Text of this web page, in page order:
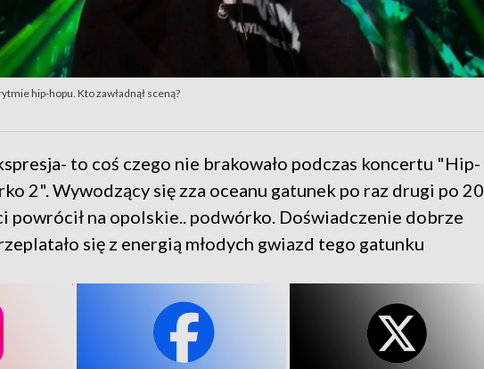
hip-hopu. Kto zawładnął sceną?
to coś czego nie brakowało podczas koncertu "Hip-
2". Wywodzący się zza oceanu gatunek po raz drugi po 20
powrócił na opolskie.. podwórko. Doświadczenie dobrze
się z energią młodych gwiazd tego gatunku